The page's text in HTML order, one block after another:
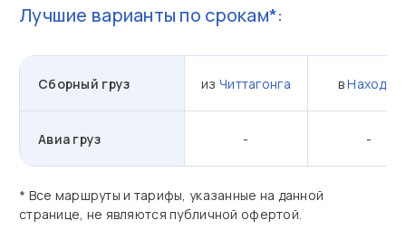
Лучшие варианты по срокам*:
Сборный груз изЧиттагонга вНаходка
Авиа груз - -
* Все маршруты и тарифы, указанные на данной
странице, не являются публичной офертой.